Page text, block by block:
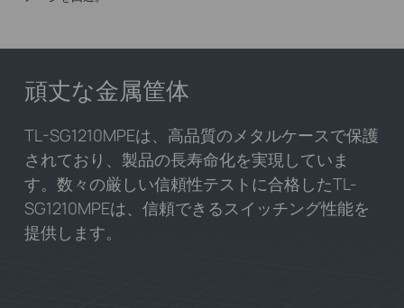
頑丈な金属筐体
TL-SG1210MPEは、高品質のメタルケースで保護
されており、製品の長寿命化を実現していま
す。数々の厳しい信頼性テストに合格したTL-
SG1210MPEは、信頼できるスイッチング性能を
提供します。